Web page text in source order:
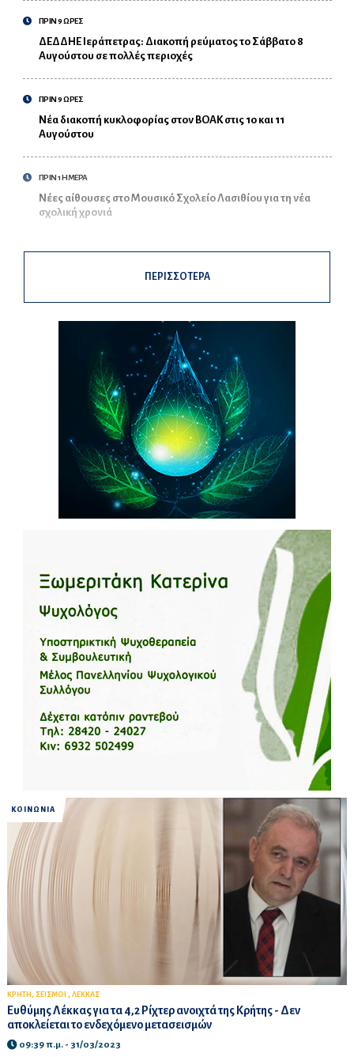
ΠΡΙΝ 9 ΩΡΕΣ
ΔΕΔΔΗΕ Ιεράπετρας: Διακοπή ρεύματος το Σάββατο 8
Αυγούστου σε πολλές περιοχές
ΠΡΙΝ 9 ΩΡΕΣ
Νέα διακοπή κυκλοφορίας στον ΒΟΑΚ στις 10 και 11
Αυγούστου
ΠΡΙΝ 1 ΗΜΕΡΑ
Νέες αίθουσες στο Μουσικό Σχολείο Λασιθίου για τη νέα
σχολική χρονιά
ΠΕΡΙΣΣΟΤΕΡΑ
ΚΟΙΝΩΝΙΑ
ΚΡΗΤΗ , ΣΕΙΣΜΟΙ , ΛΕΚΚΑΣ
Ευθύμης Λέκκας για τα 4,2 Ρίχτερ ανοιχτά της Κρήτης - Δεν
αποκλείεται το ενδεχόμενο μετασεισμών
09:39 π.μ. - 31/03/2023